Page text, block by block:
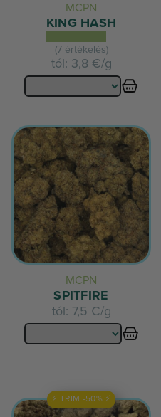
MCPN
KING HASH
(7 értékelés)
tól: 3,8 €/g
MCPN
SPITFIRE
tól: 7,5 €/g
⚡ TRIM -50% ⚡